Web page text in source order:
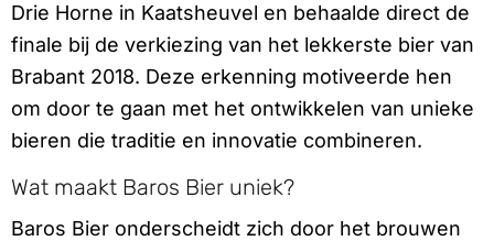
Drie Horne in Kaatsheuvel en behaalde direct de
finale bij de verkiezing van het lekkerste bier van
Brabant 2018. Deze erkenning motiveerde hen
om door te gaan met het ontwikkelen van unieke
bieren die traditie en innovatie combineren.
Wat maakt Baros Bier uniek?
Baros Bier onderscheidt zich door het brouwen